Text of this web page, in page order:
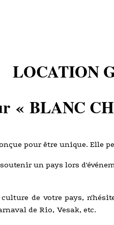
LOCATION
« BLANC
pour être unique. Elle
un pays lors
de votre pays,
de Rio, Vesak, etc.